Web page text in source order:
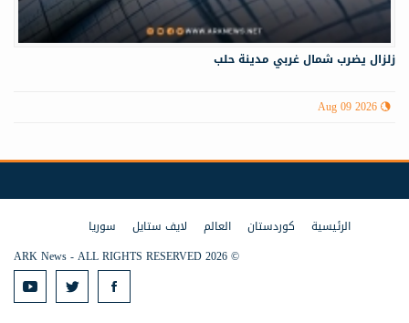
زلزال يضرب شمال غربي ‏مدينة حلب
Aug 09 2026
الرئيسية كوردستان العالم لايف ستايل
سوريا
© 2026 ARK News - ALL RIGHTS RESERVED